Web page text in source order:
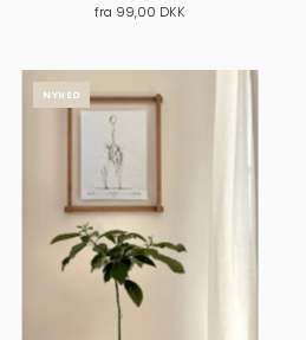
fra 99,00 DKK
NYHED